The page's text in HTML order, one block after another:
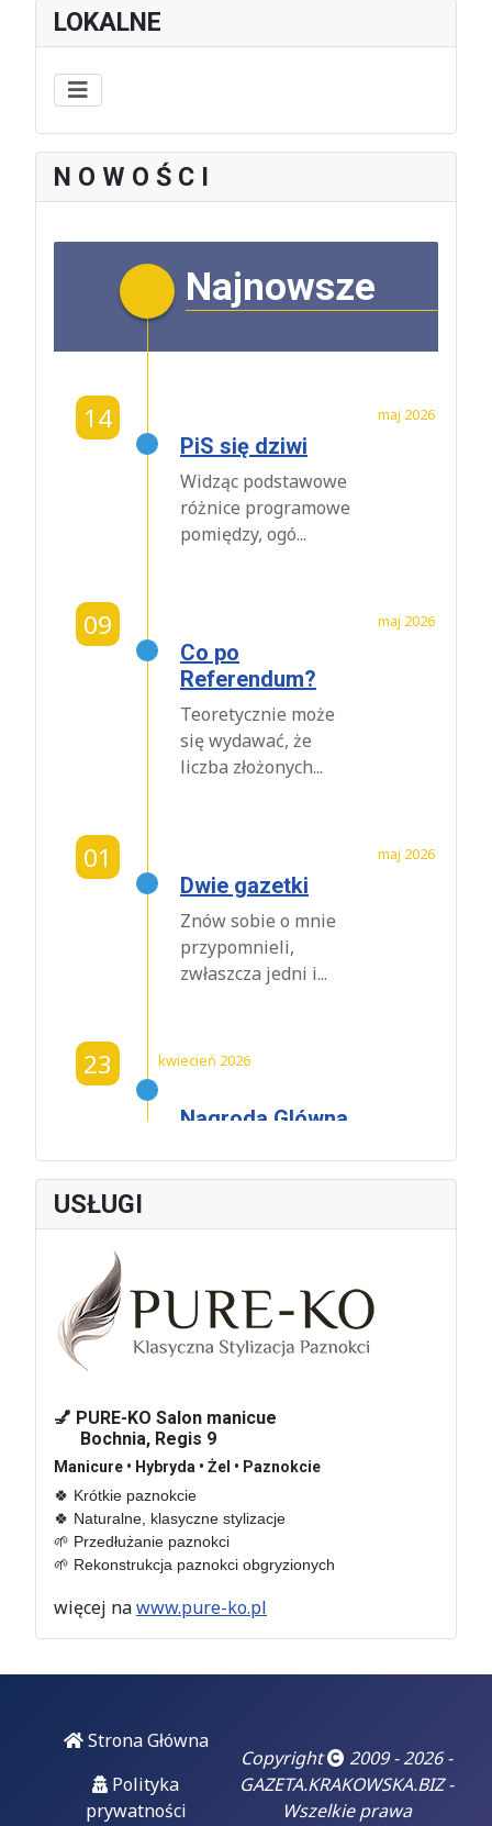
LOKALNE
N O W O Ś C I
Najnowsze
14 maj 2026
PiS się dziwi
Widząc podstawowe
różnice programowe
pomiędzy, ogó...
09 maj 2026
Co po
Referendum?
Teoretycznie może
się wydawać, że
liczba złożonych...
01 maj 2026
Dwie gazetki
Znów sobie o mnie
przypomnieli,
zwłaszcza jedni i...
23 kwiecień 2026
Nagroda Glówna
Dźwigaja
2026 roku w
Oranżerii Dworu w...
01
Hotel De Niro –
sprawa nie taka
znów lokalna
Wydawać by się
mogło, że mówimy o
sprawie lokalnej...
"Czarzasty już
dobrze wie, że
czas jego
USŁUGI
💅 PURE-KO Salon manicue
Bochnia, Regis 9
Manicure • Hybryda • Żel • Paznokcie
🍀 Krótkie paznokcie
🍀 Naturalne, klasyczne stylizacje
🌱 Przedłużanie paznokci
🌱 Rekonstrukcja paznokci obgryzionych
więcej nawww.pure-ko.pl
Strona Główna
Polityka
prywatności
Copyright
2009 - 2026 -
GAZETA.KRAKOWSKA.BIZ -
Wszelkie prawa